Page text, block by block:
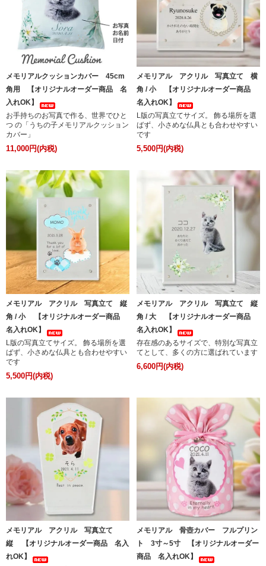
メモリアルクッションカバー 45cm
角用 【オリジナルオーダー商品 名
入れOK】
お手持ちのお写真で作る、世界でひと
つ の「うちの子メモリアルクッション
カバー」
11,000円(内税)
メモリアル アクリル 写真立て 横
角 / 小 【オリジナルオーダー商品
名入れOK】
L版の写真立てサイズ。 飾る場所を選
ばず、小さめな仏具とも合わせやすい
です
5,500円(内税)
メモリアル アクリル 写真立て 縦
角 / 小 【オリジナルオーダー商品
名入れOK】
L版の写真立てサイズ。 飾る場所を選
ばず、小さめな仏具とも合わせやすい
です
5,500円(内税)
メモリアル アクリル 写真立て 縦
角 / 大 【オリジナルオーダー商品
名入れOK】
存在感のあるサイズで、特別な写真立
てとして、多くの方に選ばれています
6,600円(内税)
メモリアル アクリル 写真立て
縦 【オリジナルオーダー商品 名入
れOK】
メモリアル 骨壺カバー フルプリン
ト 3寸～5寸 【オリジナルオーダー
商品 名入れOK】